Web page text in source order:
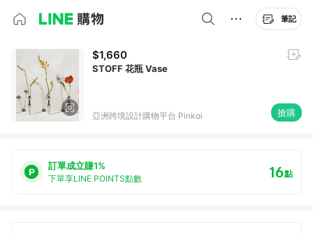
筆記
$1,660
STOFF 花瓶 Vase
亞洲跨境設計購物平台 Pinkoi 搶購
訂單成立賺1%
下單享LINE POINTS點數 16點